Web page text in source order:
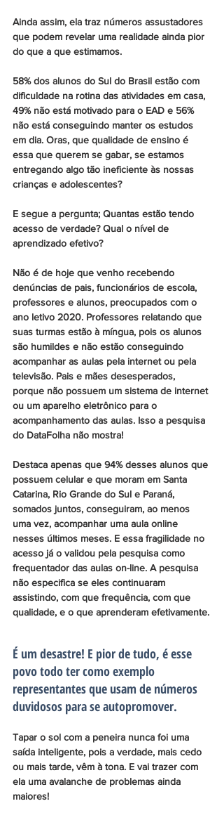
Ainda assim, ela traz números assustadores
que podem revelar uma realidade ainda pior
do que a que estimamos.
58% dos alunos do Sul do Brasil estão com
dificuldade na rotina das atividades em casa,
49% não está motivado para o EAD e 56%
não está conseguindo manter os estudos
em dia. Oras, que qualidade de ensino é
essa que querem se gabar, se estamos
entregando algo tão ineficiente às nossas
crianças e adolescentes?
E segue a pergunta; Quantas estão tendo
acesso de verdade? Qual o nível de
aprendizado efetivo?
Não é de hoje que venho recebendo
denúncias de pais, funcionários de escola,
professores e alunos, preocupados com o
ano letivo 2020. Professores relatando que
suas turmas estão à míngua, pois os alunos
são humildes e não estão conseguindo
acompanhar as aulas pela internet ou pela
televisão. Pais e mães desesperados,
porque não possuem um sistema de internet
ou um aparelho eletrônico para o
acompanhamento das aulas. Isso a pesquisa
do DataFolha não mostra!
Destaca apenas que 94% desses alunos que
possuem celular e que moram em Santa
Catarina, Rio Grande do Sul e Paraná,
somados juntos, conseguiram, ao menos
uma vez, acompanhar uma aula online
nesses últimos meses. E essa fragilidade no
acesso já o validou pela pesquisa como
frequentador das aulas on-line. A pesquisa
não especifica se eles continuaram
assistindo, com que frequência, com que
qualidade, e o que aprenderam efetivamente.
É um desastre! E pior de tudo, é esse
povo todo ter como exemplo
representantes que usam de números
duvidosos para se autopromover.
Tapar o sol com a peneira nunca foi uma
saída inteligente, pois a verdade, mais cedo
ou mais tarde, vêm à tona. E vai trazer com
ela uma avalanche de problemas ainda
maiores!